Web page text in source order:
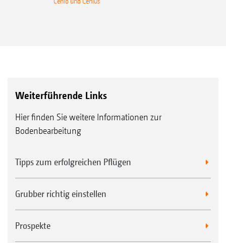
Weiterführende Links
Hier finden Sie weitere Informationen zur
Bodenbearbeitung
Tipps zum erfolgreichen Pflügen
Grubber richtig einstellen
Prospekte